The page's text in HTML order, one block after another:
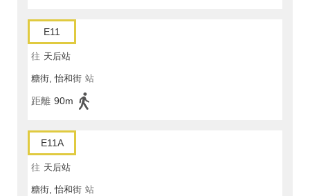
E11
往 天后站
糖街, 怡和街 站
距離 90m
E11A
往 天后站
糖街, 怡和街 站